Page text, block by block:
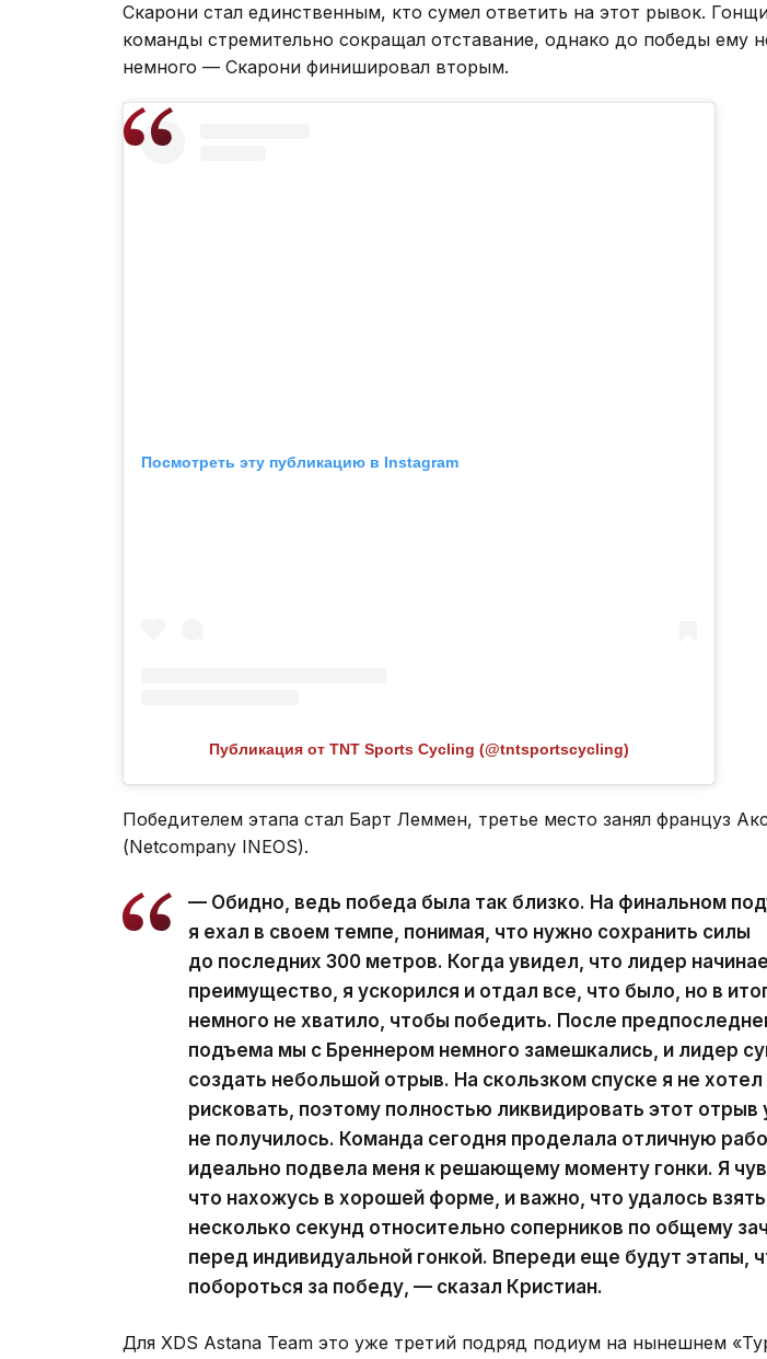
Скарони стал единственным, кто сумел ответить на этот рывок.
команды стремительно сокращал отставание, однако до победы ему
немного — Скарони финишировал вторым.
Посмотреть эту публикацию в Instagram
Публикация от TNT Sports Cycling (@tntsportscycling)
Победителем этапа стал Барт Леммен, третье место занял француз
(Netcompany INEOS).
— Обидно, ведь победа была так близко. На финальном
я ехал в своем темпе, понимая, что нужно сохранить силы
до последних 300 метров. Когда увидел, что лидер
преимущество, я ускорился и отдал все, что было, но в
немного не хватило, чтобы победить. После
подъема мы с Бреннером немного замешкались, и лидер
создать небольшой отрыв. На скользком спуске я не хотел
рисковать, поэтому полностью ликвидировать этот отрыв
не получилось. Команда сегодня проделала отличную
идеально подвела меня к решающему моменту гонки. Я
что нахожусь в хорошей форме, и важно, что удалось взять
несколько секунд относительно соперников по общему
перед индивидуальной гонкой. Впереди еще будут этапы,
побороться за победу, — сказал Кристиан.
Для XDS Astana Team это уже третий подряд подиум на нынешнем